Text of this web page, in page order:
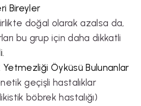
Bireyler
doğal olarak azalsa da,
bu grup için daha dikkatli
Öyküsü Bulunanlar
geçişli hastalıklar
böbrek hastalığı)